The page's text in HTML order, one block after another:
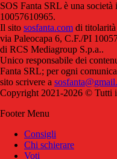
SOS Fanta SRL è una
10057610965.
Il sito sosfanta.com di
via Paleocapa 6, C.F./PI
di RCS Mediagroup S.p.a..
Unico responsabile dei
Fanta SRL; per ogni
sito scrivere a
Copyright 2021-2026 © Tutti
Footer Menu
Consigli
Chi schierare
Voti